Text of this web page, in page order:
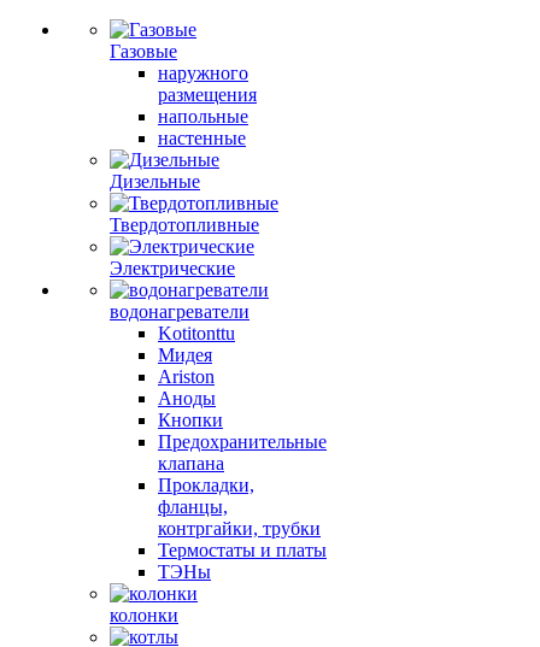
Газовые
наружного
размещения
напольные
настенные
Дизельные
Твердотопливные
Электрические
водонагреватели
Kotitonttu
Мидея
Ariston
Аноды
Кнопки
Предохранительные
клапана
Прокладки,
фланцы,
контргайки, трубки
Термостаты и платы
ТЭНы
колонки